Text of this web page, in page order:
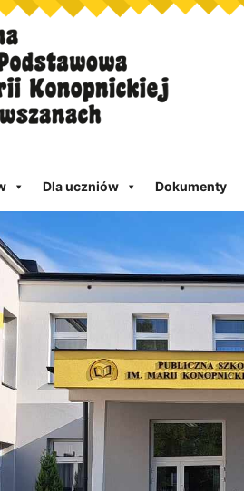
Dla uczniów Dokumenty